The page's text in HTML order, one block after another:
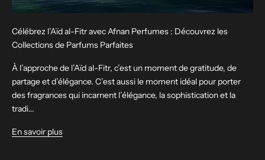
Célébrez l’Aïd al-Fitr avec Afnan Perfumes : Découvrez les
Collections de Parfums Parfaites
À l’approche de l’Aïd al-Fitr, c’est un moment de gratitude, de
partage et d’élégance. C’est aussi le moment idéal pour porter
des fragrances qui incarnent l’élégance, la sophistication et la
tradi...
En savoir plus